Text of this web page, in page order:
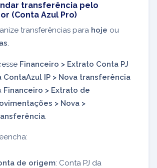
transferência pelo
(Conta Azul Pro)
transferências para hoje ou
.
Financeiro > Extrato Conta PJ
ContaAzul IP > Nova transferência
Financeiro > Extrato de
> Nova >
.
de origem: Conta PJ da